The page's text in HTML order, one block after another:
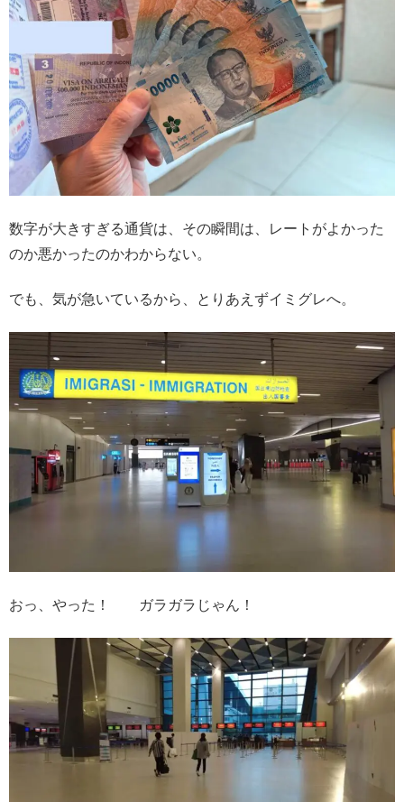
数字が大きすぎる通貨は、その瞬間は、レートがよかった
のか悪かったのかわからない。
でも、気が急いているから、とりあえずイミグレへ。
おっ、やった！ ガラガラじゃん！